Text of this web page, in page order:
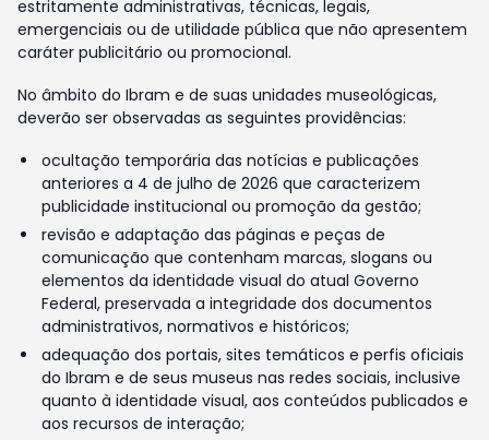
estritamente administrativas, técnicas, legais,
emergenciais ou de utilidade pública que não apresentem
caráter publicitário ou promocional.
No âmbito do Ibram e de suas unidades museológicas,
deverão ser observadas as seguintes providências:
ocultação temporária das notícias e publicações
anteriores a 4 de julho de 2026 que caracterizem
publicidade institucional ou promoção da gestão;
revisão e adaptação das páginas e peças de
comunicação que contenham marcas, slogans ou
elementos da identidade visual do atual Governo
Federal, preservada a integridade dos documentos
administrativos, normativos e históricos;
adequação dos portais, sites temáticos e perfis oficiais
do Ibram e de seus museus nas redes sociais, inclusive
quanto à identidade visual, aos conteúdos publicados e
aos recursos de interação;